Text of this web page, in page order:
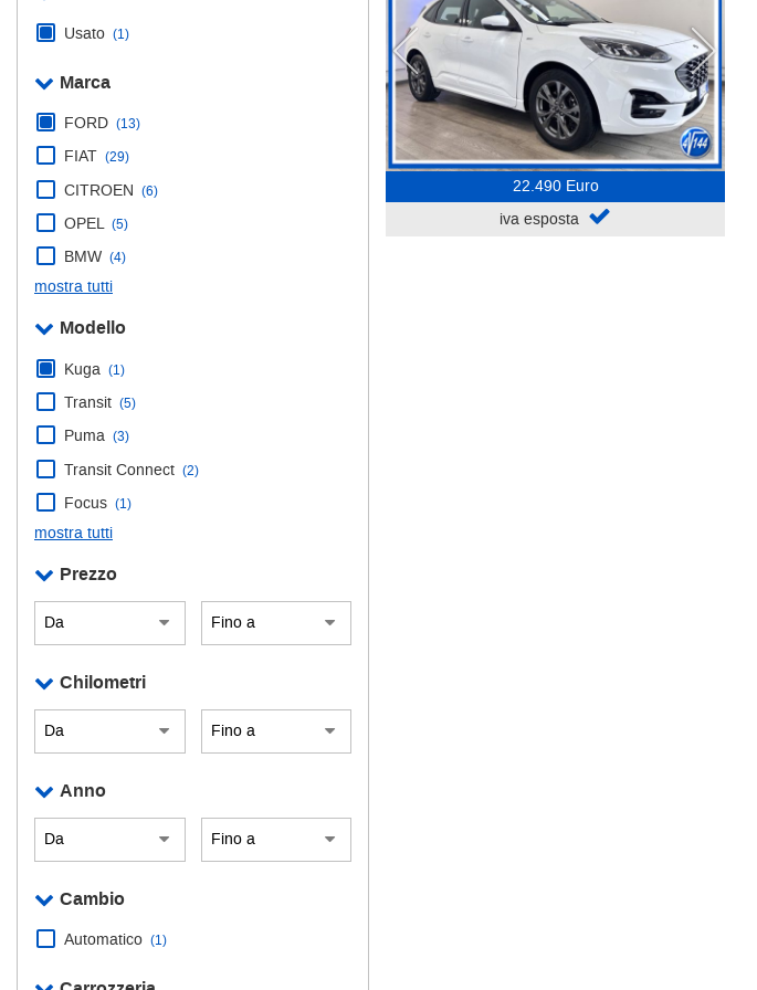
VAN E N1
FURGONI
ALLESTITI
SUPERIORI A 35Q
COMPANY
Usato (1)
Marca
FORD (13)
FIAT (29)
CITROEN (6)
OPEL (5)
BMW (4)
mostra tutti
Modello
Kuga (1)
Transit (5)
Puma (3)
Transit Connect (2)
Focus (1)
mostra tutti
Prezzo
Chilometri
Anno
Cambio
Automatico (1)
22.490 Euro
iva esposta
tracciamento
che
per
offrire
le
svolgere
le
attività
di
seguito
descritte.
ottenere
maggiori
informazioni
sull'utilità
sul
funzionamento
di
questi
strumenti
tracciamento
si
rimanda
alla
policy.
Puoi
rivedere
e
modificare
tue
scelte
in
qualsiasi
momento.